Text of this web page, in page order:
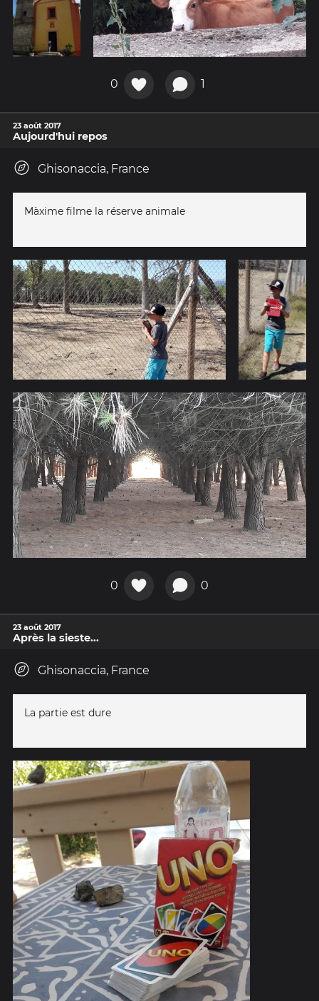
0 1
23 août 2017
Aujourd'hui repos
Ghisonaccia, France
Màxime filme la réserve animale
0 0
23 août 2017
Après la sieste...
Ghisonaccia, France
La partie est dure